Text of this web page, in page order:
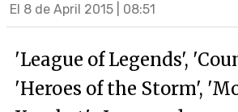
El 8 de April 2015 | 08:51
'League of Legends',
'Heroes of the Storm',